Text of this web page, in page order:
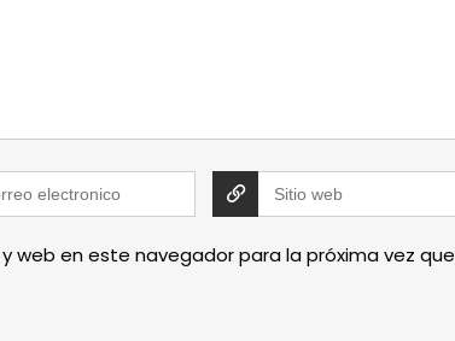
web en este navegador para la próxima vez que